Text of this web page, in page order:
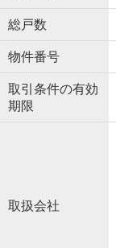
総戸数
物件番号
取引条件の有効
期限
取扱会社